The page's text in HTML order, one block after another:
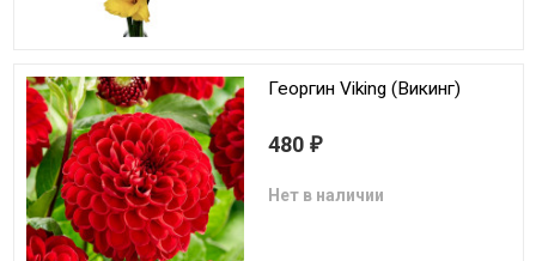
Георгин Viking (Викинг)
480 ₽
Нет в наличии